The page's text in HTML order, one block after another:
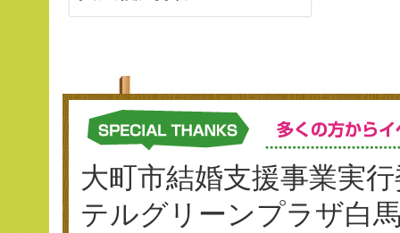
大町市結婚支援事業実
テルグリーンプラザ白